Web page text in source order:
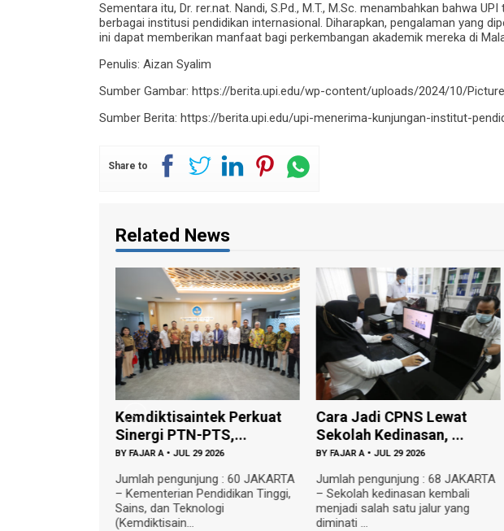
Sementara itu, Dr. rer.nat. Nandi, S.Pd., M.T., M.Sc. menambahkan bahwa
berbagai institusi pendidikan internasional. Diharapkan, pengalaman yang
ini dapat memberikan manfaat bagi perkembangan akademik mereka di
Penulis: Aizan Syalim
Sumber Gambar: https://berita.upi.edu/wp-content/uploads/2024/10/
Sumber Berita: https://berita.upi.edu/upi-menerima-kunjungan-institut-
Share to
Related News
Kemdiktisaintek Perkuat
Sinergi PTN-PTS,...
BY FAJAR A • JUL 29 2026
Jumlah pengunjung : 60 JAKARTA
– Kementerian Pendidikan Tinggi,
Sains, dan Teknologi
(Kemdiktisain...
Cara Jadi CPNS Lewat
Sekolah Kedinasan, ...
BY FAJAR A • JUL 29 2026
Jumlah pengunjung : 68 JAKARTA
– Sekolah kedinasan kembali
menjadi salah satu jalur yang
diminati ...